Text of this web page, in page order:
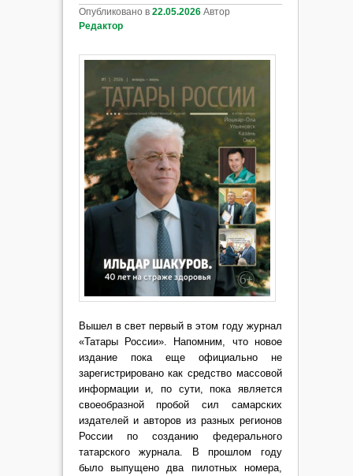
Опубликовано в 22.05.2026 Автор
Редактор
Вышел в свет первый в этом году журнал
«Татары России». Напомним, что новое
издание пока еще официально не
зарегистрировано как средство массовой
информации и, по сути, пока является
своеобразной пробой сил самарских
издателей и авторов из разных регионов
России по созданию федерального
татарского журнала. В прошлом году
было выпущено два пилотных номера,